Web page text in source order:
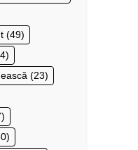
(49)
(23)